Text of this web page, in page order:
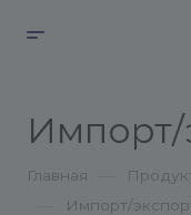
Импорт/
Главная
Импорт/